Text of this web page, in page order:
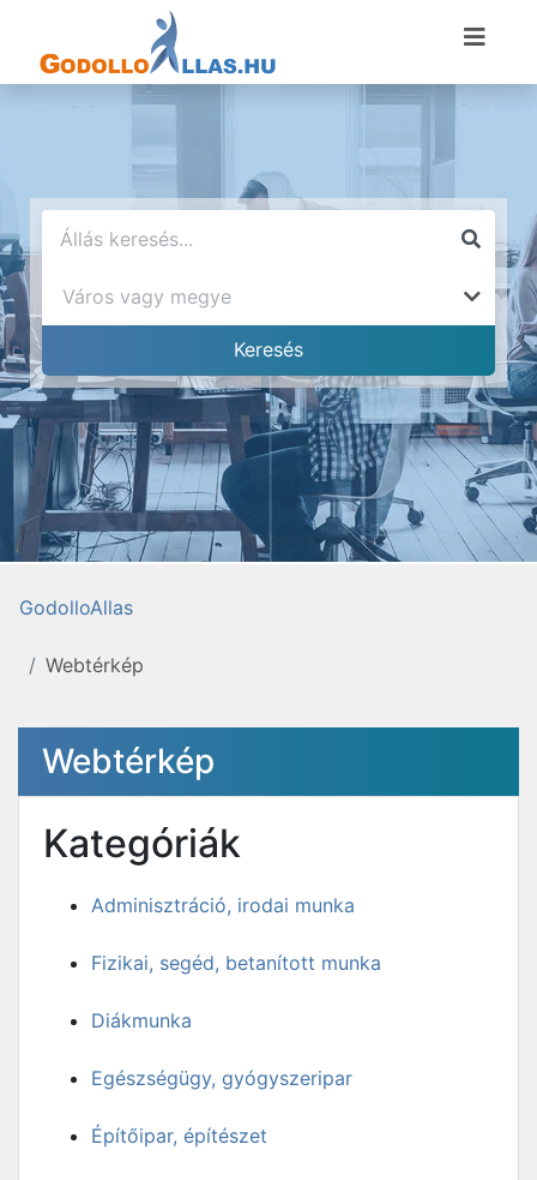
GodolloAllas
Webtérkép
Webtérkép
Kategóriák
Adminisztráció, irodai munka
Fizikai, segéd, betanított munka
Diákmunka
Egészségügy, gyógyszeripar
Építőipar, építészet